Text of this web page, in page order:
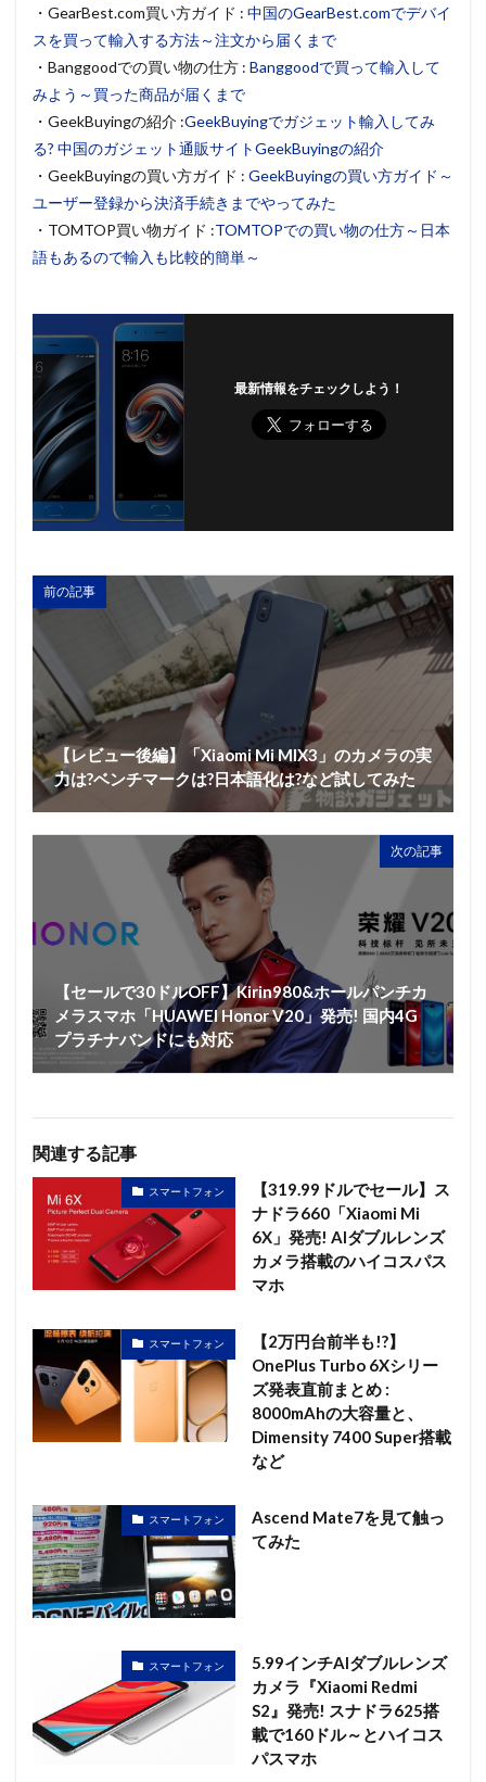
・GearBest.com買い方ガイド : 中国のGearBest.comでデバイ
スを買って輸入する方法～注文から届くまで
・Banggoodでの買い物の仕方 : Banggoodで買って輸入して
みよう～買った商品が届くまで
・GeekBuyingの紹介 :GeekBuyingでガジェット輸入してみ
る? 中国のガジェット通販サイトGeekBuyingの紹介
・GeekBuyingの買い方ガイド : GeekBuyingの買い方ガイド～
ユーザー登録から決済手続きまでやってみた
・TOMTOP買い物ガイド :TOMTOPでの買い物の仕方～日本
語もあるので輸入も比較的簡単～
最新情報をチェックしよう！
前の記事
【レビュー後編】「Xiaomi Mi MIX3」のカメラの実
力は?ベンチマークは?日本語化は?など試してみた
次の記事
【セールで30ドルOFF】Kirin980&ホールパンチカ
メラスマホ「HUAWEI Honor V20」発売! 国内4G
プラチナバンドにも対応
関連する記事
スマートフォン
【319.99ドルでセール】ス
ナドラ660「Xiaomi Mi
6X」発売! AIダブルレンズ
カメラ搭載のハイコスパス
マホ
スマートフォン
【2万円台前半も!?】
OnePlus Turbo 6Xシリー
ズ発表直前まとめ :
8000mAhの大容量と、
Dimensity 7400 Super搭載
など
スマートフォン
Ascend Mate7を見て触っ
てみた
スマートフォン
5.99インチAIダブルレンズ
カメラ『Xiaomi Redmi
S2』発売! スナドラ625搭
載で160ドル～とハイコス
パスマホ